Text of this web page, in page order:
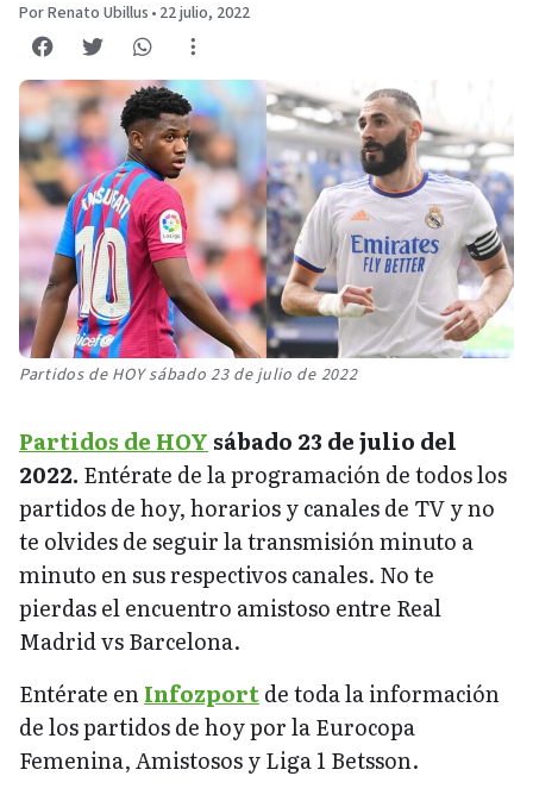
Por Renato Ubillus • 22 julio, 2022
Partidos de HOY sábado 23 de julio de 2022
Partidos de HOY sábado 23 de julio del
2022. Entérate de la programación de todos los
partidos de hoy, horarios y canales de TV y no
te olvides de seguir la transmisión minuto a
minuto en sus respectivos canales. No te
pierdas el encuentro amistoso entre Real
Madrid vs Barcelona.
Entérate enInfozportde toda la información
de los partidos de hoy por la Eurocopa
Femenina, Amistosos y Liga 1 Betsson.